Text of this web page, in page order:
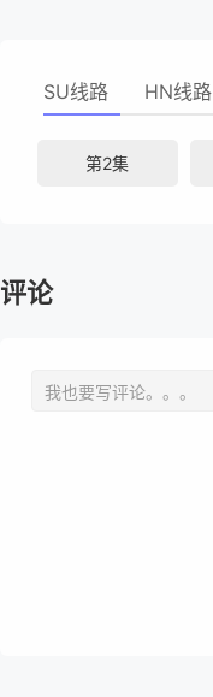
SU线路 HN线路
第2集
评论